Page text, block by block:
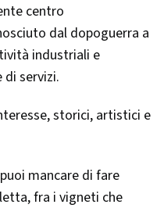
centro
dal dopoguerra a
industriali e
servizi.
storici, artistici e
mancare di fare
fra i vigneti che